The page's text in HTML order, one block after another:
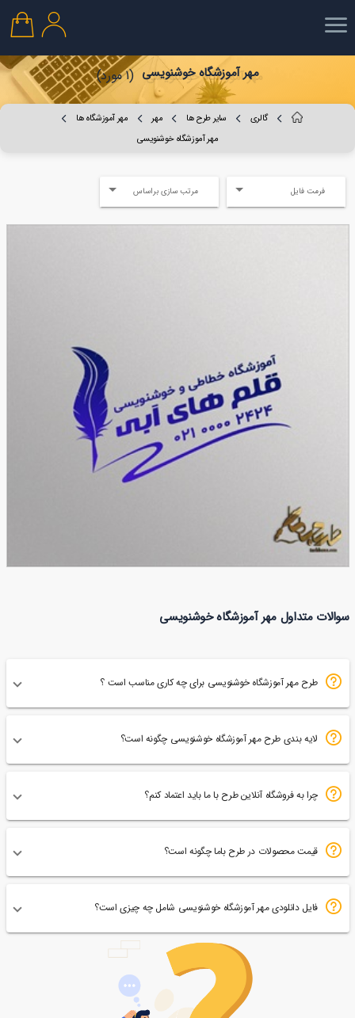
مهر آموزشگاه خوشنویسی (1 مورد)
گالری سایر طرح ها مهر
مهر آموزشگاه ها
مهر آموزشگاه خوشنویسی
فرمت فایل مرتب سازی براساس
سوالات متداول مهر آموزشگاه خوشنویسی
طرح مهر آموزشگاه خوشنویسی برای چه کاری مناسب است ؟
لایه بندی طرح مهر آموزشگاه خوشنویسی چگونه است؟
چرا به فروشگاه آنلاین طرح با ما باید اعتماد کنم؟
قیمت محصولات در طرح باما چگونه است؟
فایل دانلودی مهر آموزشگاه خوشنویسی شامل چه چیزی است؟